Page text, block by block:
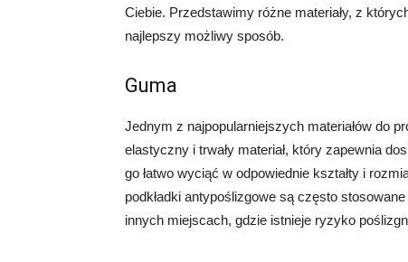
Ciebie. Przedstawimy różne materiały, z
najlepszy możliwy sposób.
Guma
Jednym z najpopularniejszych materiałów do
elastyczny i trwały materiał, który zapewnia
go łatwo wyciąć w odpowiednie kształty i
podkładki antypoślizgowe są często
innych miejscach, gdzie istnieje ryzyko